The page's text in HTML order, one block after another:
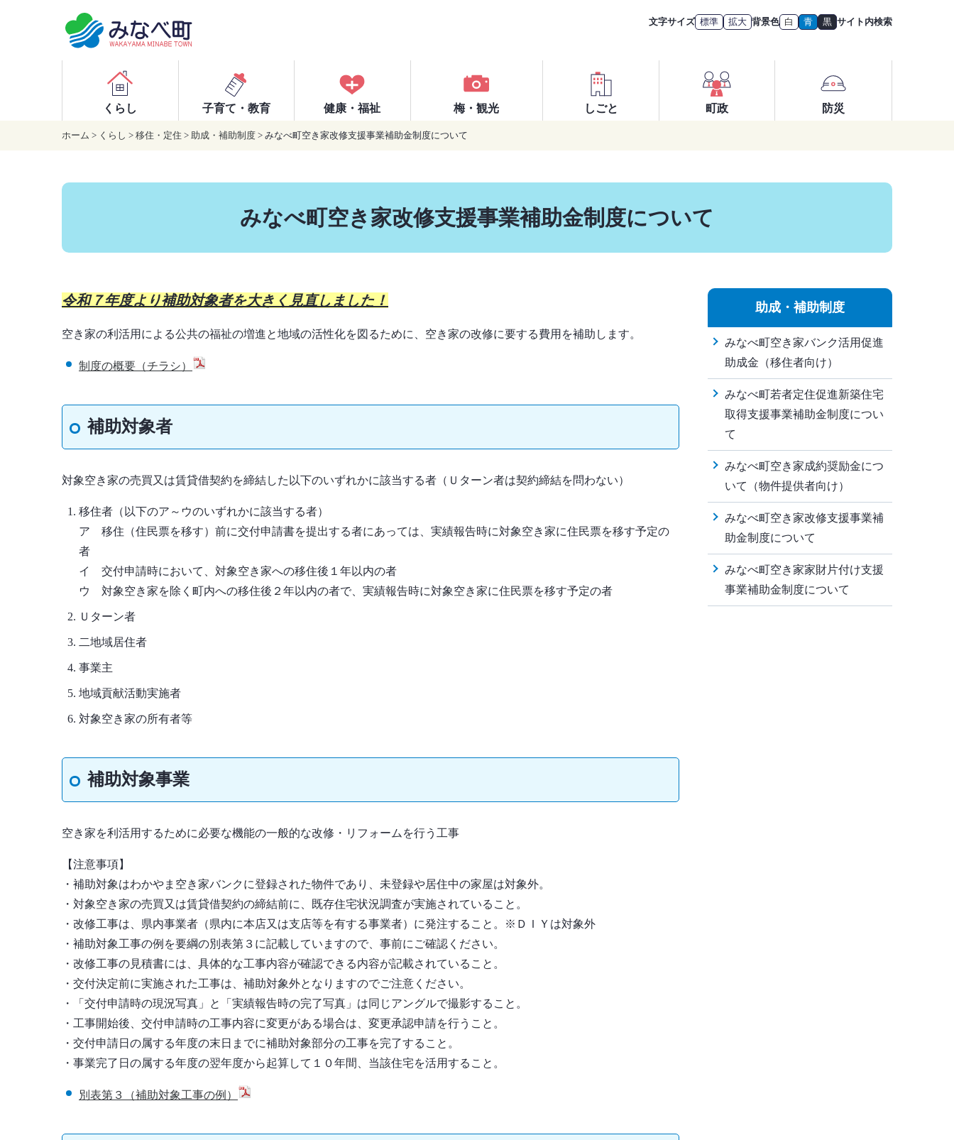
文字サイズ 標準 拡大 背景色 白 青 黒 サイト内検索
くらし 子育て・教育 健康・福祉 梅・観光 しごと 町政 防災
ホーム > くらし > 移住・定住 > 助成・補助制度 > みなべ町空き家改修支援事業補助金制度について
みなべ町空き家改修支援事業補助金制度について
令和７年度より補助対象者を大きく見直しました！
空き家の利活用による公共の福祉の増進と地域の活性化を図るために、空き家の改修に要する費用を補助します。
制度の概要（チラシ）
補助対象者
対象空き家の売買又は賃貸借契約を締結した以下のいずれかに該当する者（Ｕターン者は契約締結を問わない）
移住者（以下のア～ウのいずれかに該当する者）
ア 移住（住民票を移す）前に交付申請書を提出する者にあっては、実績報告時に対象空き家に住民票を移す予定の
者
イ 交付申請時において、対象空き家への移住後１年以内の者
ウ 対象空き家を除く町内への移住後２年以内の者で、実績報告時に対象空き家に住民票を移す予定の者
Ｕターン者
二地域居住者
事業主
地域貢献活動実施者
対象空き家の所有者等
補助対象事業
空き家を利活用するために必要な機能の一般的な改修・リフォームを行う工事
【注意事項】
・補助対象はわかやま空き家バンクに登録された物件であり、未登録や居住中の家屋は対象外。
・対象空き家の売買又は賃貸借契約の締結前に、既存住宅状況調査が実施されていること。
・改修工事は、県内事業者（県内に本店又は支店等を有する事業者）に発注すること。※ＤＩＹは対象外
・補助対象工事の例を要綱の別表第３に記載していますので、事前にご確認ください。
・改修工事の見積書には、具体的な工事内容が確認できる内容が記載されていること。
・交付決定前に実施された工事は、補助対象外となりますのでご注意ください。
・「交付申請時の現況写真」と「実績報告時の完了写真」は同じアングルで撮影すること。
・工事開始後、交付申請時の工事内容に変更がある場合は、変更承認申請を行うこと。
・交付申請日の属する年度の末日までに補助対象部分の工事を完了すること。
・事業完了日の属する年度の翌年度から起算して１０年間、当該住宅を活用すること。
別表第３（補助対象工事の例）
助成・補助制度
みなべ町空き家バンク活用促進
助成金（移住者向け）
みなべ町若者定住促進新築住宅
取得支援事業補助金制度につい
て
みなべ町空き家成約奨励金につ
いて（物件提供者向け）
みなべ町空き家改修支援事業補
助金制度について
みなべ町空き家家財片付け支援
事業補助金制度について